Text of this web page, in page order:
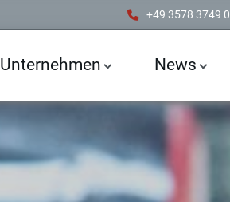
+49 3578 3749 0
Unternehmen News